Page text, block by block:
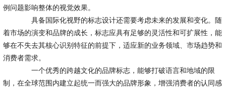
例问题影响整体的视觉效果。
具备国际化视野的标志设计还需要考虑未来的发展和变化。随
着市场的演变和品牌的成长，标志应具有足够的灵活性和可扩展性，能
够在不失去其核心识别特征的前提下，适应新的业务领域、市场趋势和
消费者需求。
一个优秀的跨越文化的品牌标志，能够打破语言和地域的限
制，在全球范围内建立起统一而强大的品牌形象，增强消费者的认同感